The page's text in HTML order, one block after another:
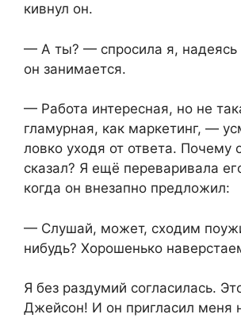
кивнул он.
— А ты? — спросила я, надеясь
он занимается.
— Работа интересная, но не
гламурная, как маркетинг, —
ловко уходя от ответа. Почему
сказал? Я ещё переваривала
когда он внезапно предложил:
— Слушай, может, сходим
нибудь? Хорошенько
Я без раздумий согласилась.
Джейсон! И он пригласил меня